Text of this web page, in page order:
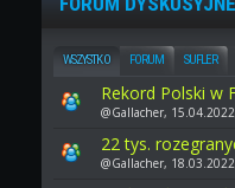
WSZYSTKO FORUM SUFLER
Rekord Polski w
@Gallacher,
22 tys.
@Gallacher,